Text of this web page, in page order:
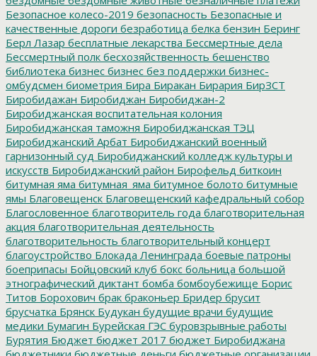
Безопасное колесо-2019 безопасность Безопасные и
качественные дороги безработица белка бензин Беринг
Берл Лазар бесплатные лекарства Бессмертные дела
Бессмертный полк бесхозяйственность бешенство
библиотека бизнес бизнес без поддержки бизнес-
омбудсмен биометрия Бира Биракан Бирария БирЗСТ
Биробидажан Биробиджан Биробиджан-2
Биробиджанская воспитательная колония
Биробиджанская таможня Биробиджанская ТЭЦ
Биробиджанский Арбат Биробиджанский военный
гарнизонный суд Биробиджанский колледж культуры и
искусств Биробиджанский район Бирофельд биткоин
битумная яма битумная_яма битумное болото битумные
ямы Благовещенск Благовещенский кафедральный собор
Благословенное благотворитель года благотворительная
акция благотворительная деятельность
благотворительность благотворительный концерт
благоустройство Блокада Ленинграда боевые патроны
боеприпасы Бойцовский клуб бокс больница большой
этнографический диктант бомба бомбоубежище Борис
Титов Борохович брак браконьер Бридер брусит
брусчатка Брянск Будукан будущие врачи будущие
медики Бумагин Бурейская ГЭС буровзрывные работы
Бурятия Бюджет бюджет 2017 бюджет Биробиджана